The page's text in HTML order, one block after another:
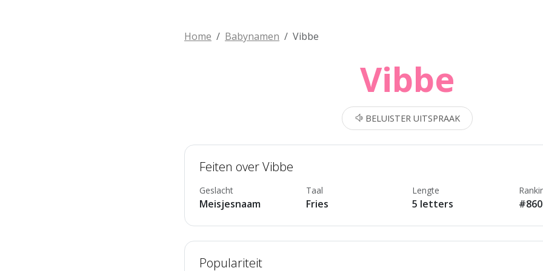
Home Babynamen Vibbe
Vibbe
BELUISTER UITSPRAAK
Feiten over Vibbe
Geslacht
Meisjesnaam
Taal
Fries
Lengte
5 letters
Populariteit